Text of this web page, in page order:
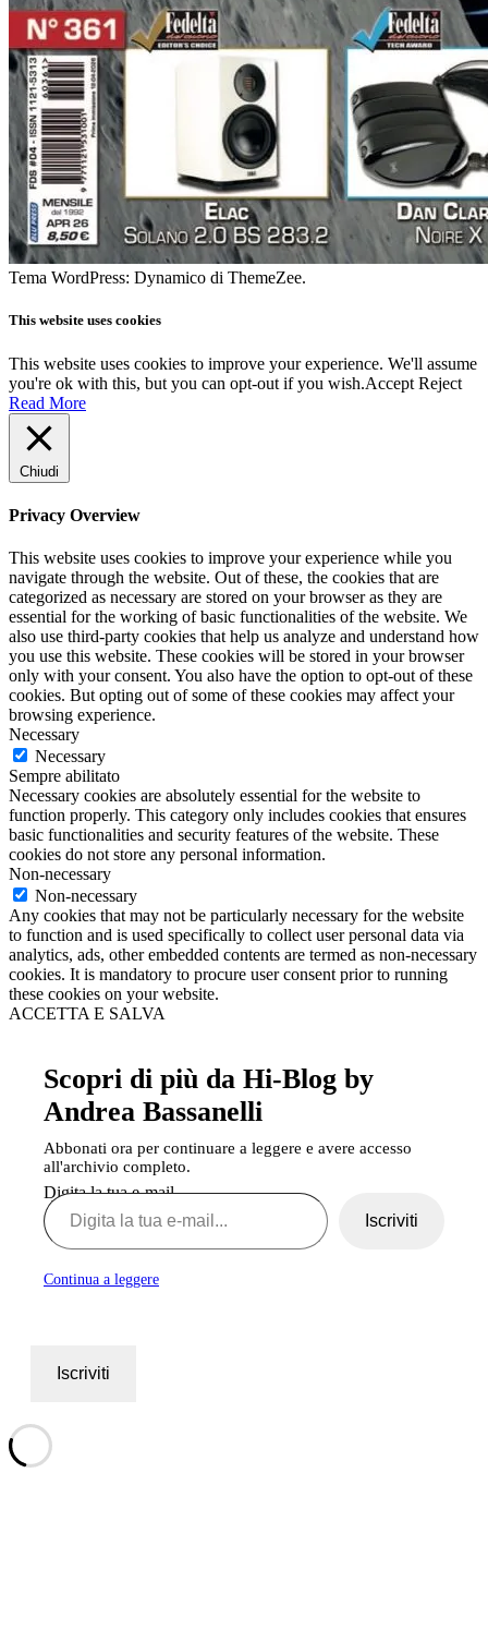
Tema WordPress: Dynamico di ThemeZee.
This website uses cookies
This website uses cookies to improve your experience. We'll assume
you're ok with this, but you can opt-out if you wish.Accept Reject
Read More
Chiudi
Privacy Overview
This website uses cookies to improve your experience while you
navigate through the website. Out of these, the cookies that are
categorized as necessary are stored on your browser as they are
essential for the working of basic functionalities of the website. We
also use third-party cookies that help us analyze and understand how
you use this website. These cookies will be stored in your browser
only with your consent. You also have the option to opt-out of these
cookies. But opting out of some of these cookies may affect your
browsing experience.
Necessary
Necessary
Sempre abilitato
Necessary cookies are absolutely essential for the website to
function properly. This category only includes cookies that ensures
basic functionalities and security features of the website. These
cookies do not store any personal information.
Non-necessary
Non-necessary
Any cookies that may not be particularly necessary for the website
to function and is used specifically to collect user personal data via
analytics, ads, other embedded contents are termed as non-necessary
cookies. It is mandatory to procure user consent prior to running
these cookies on your website.
ACCETTA E SALVA
Scopri di più da Hi-Blog by
Andrea Bassanelli
Abbonati ora per continuare a leggere e avere accesso
all'archivio completo.
Digita la tua e-mail...
Iscriviti
Continua a leggere
Iscriviti